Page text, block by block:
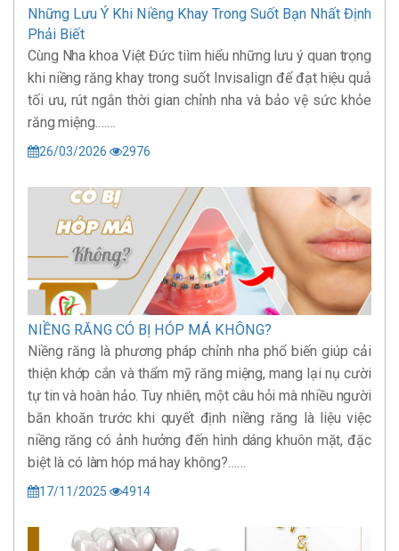
Những Lưu Ý Khi Niềng Khay Trong Suốt Bạn Nhất Định
Phải Biết
Cùng Nha khoa Việt Đức tiìm hiểu những lưu ý quan trọng
khi niềng răng khay trong suốt Invisalign để đạt hiệu quả
tối ưu, rút ngắn thời gian chỉnh nha và bảo vệ sức khỏe
răng miệng.……
26/03/2026 2976
NIỀNG RĂNG CÓ BỊ HÓP MÁ KHÔNG?
Niềng răng là phương pháp chỉnh nha phổ biến giúp cải
thiện khớp cắn và thẩm mỹ răng miệng, mang lại nụ cười
tự tin và hoàn hảo. Tuy nhiên, một câu hỏi mà nhiều người
băn khoăn trước khi quyết định niềng răng là liệu việc
niềng răng có ảnh hưởng đến hình dáng khuôn mặt, đặc
biệt là có làm hóp má hay không?……
17/11/2025 4914